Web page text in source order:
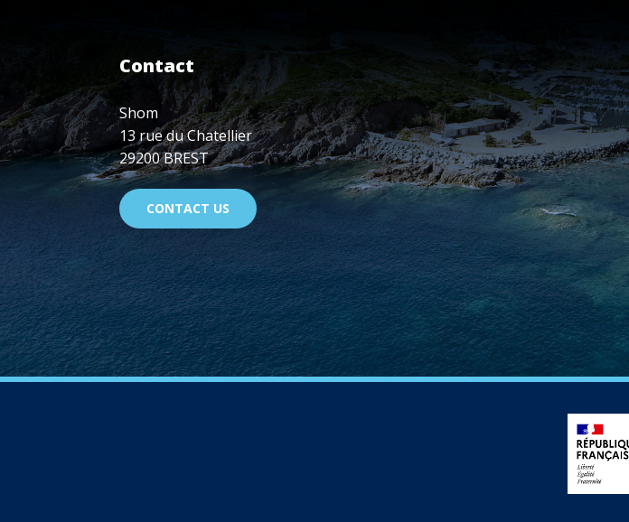
Contact
Shom
13 rue du Chatellier
29200 BREST
CONTACT US